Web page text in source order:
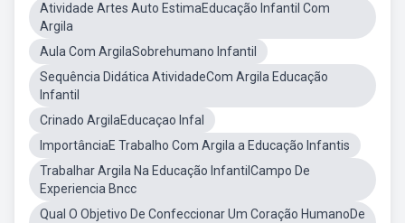
Atividade Artes Auto EstimaEducação Infantil Com
Argila
Aula Com ArgilaSobrehumano Infantil
Sequência Didática AtividadeCom Argila Educação
Infantil
Crinado ArgilaEducaçao Infal
ImportânciaE Trabalho Com Argila a Educação Infantis
Trabalhar Argila Na Educação InfantilCampo De
Experiencia Bncc
Qual O Objetivo De Confeccionar Um Coração HumanoDe